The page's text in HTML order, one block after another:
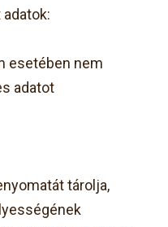
esetében nem
adatot
tárolja,